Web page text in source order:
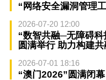
“网络安全漏洞管理
2026-07-20 12:00
“数智共融─无障碍
圆满举行 助力构建
2026-07-01 18:16
“澳门2026”圆满闭